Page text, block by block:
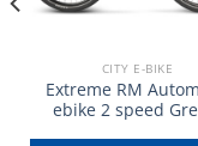
CITY E-BIKE
Extreme RM
ebike 2 speed